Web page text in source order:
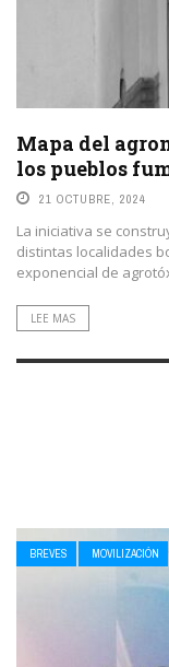
Mapa del
los pueblos
21 OCTUBRE, 2024
La iniciativa se
distintas localidades
exponencial de
LEE MAS
BREVES MOVILIZACIÓN